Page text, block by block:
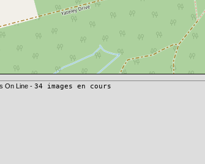
On Line - 34 images en cours